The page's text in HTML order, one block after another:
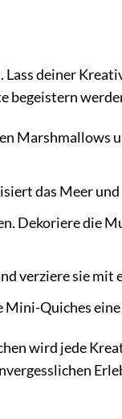
deiner
begeistern
Marshmallows
das Meer
Dekoriere die
verziere sie
Mini-Quiches
wird jede